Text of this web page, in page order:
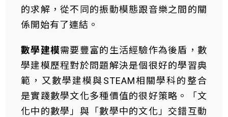
的求解，從不同的振動模態跟音樂之間的關
係開始有了連結。
數學建模需要豐富的生活經驗作為後盾，數
學建模歷程對於問題解決是個很好的學習典
範，又數學建模與STEAM相關學科的整合
是實踐數學文化多種價值的很好策略。「文
化中的數學」與「數學中的文化」交錯互動